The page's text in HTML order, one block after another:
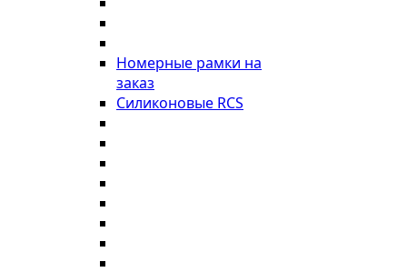
Номерные рамки на
заказ
Силиконовые RCS